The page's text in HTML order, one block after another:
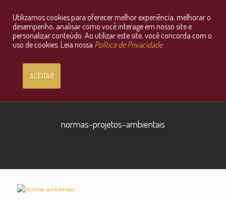
Consultoria Jurídica OnLine
normas-projetos-ambientais
Utilizamos cookies para oferecer melhor experiência, melhorar o
desempenho, analisar como você interage em nosso site e
personalizar conteúdo. Ao utilizar este site, você concorda com o
uso de cookies. Leia nossa Política de Privacidade
ACEITAR